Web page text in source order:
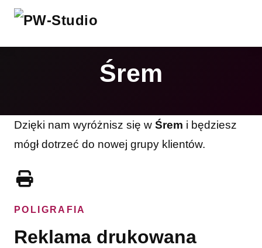
Śrem
Dzięki nam wyróżnisz się w Śrem i będziesz
mógł dotrzeć do nowej grupy klientów.
POLIGRAFIA
Reklama drukowana